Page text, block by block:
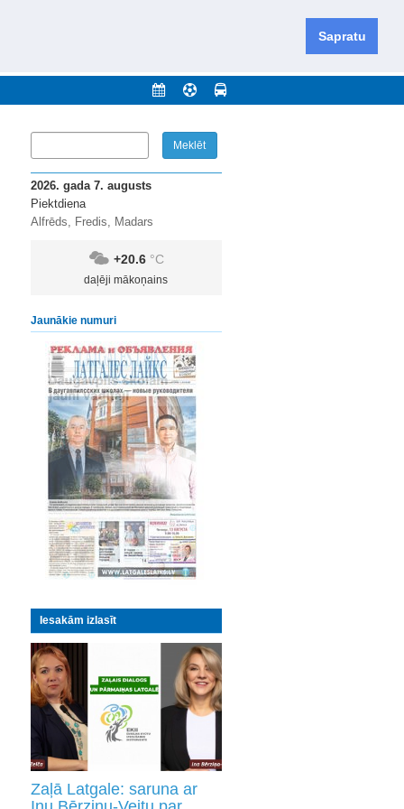
Sapratu
novadu un apkārtējos novadus un pilsētas.
2026. gada 7. augusts
Piektdiena
Alfrēds, Fredis, Madars
+20.6 °C
daļēji mākoņains
Jaunākie numuri
Iesakām izlasīt
Zaļā Latgale: saruna ar